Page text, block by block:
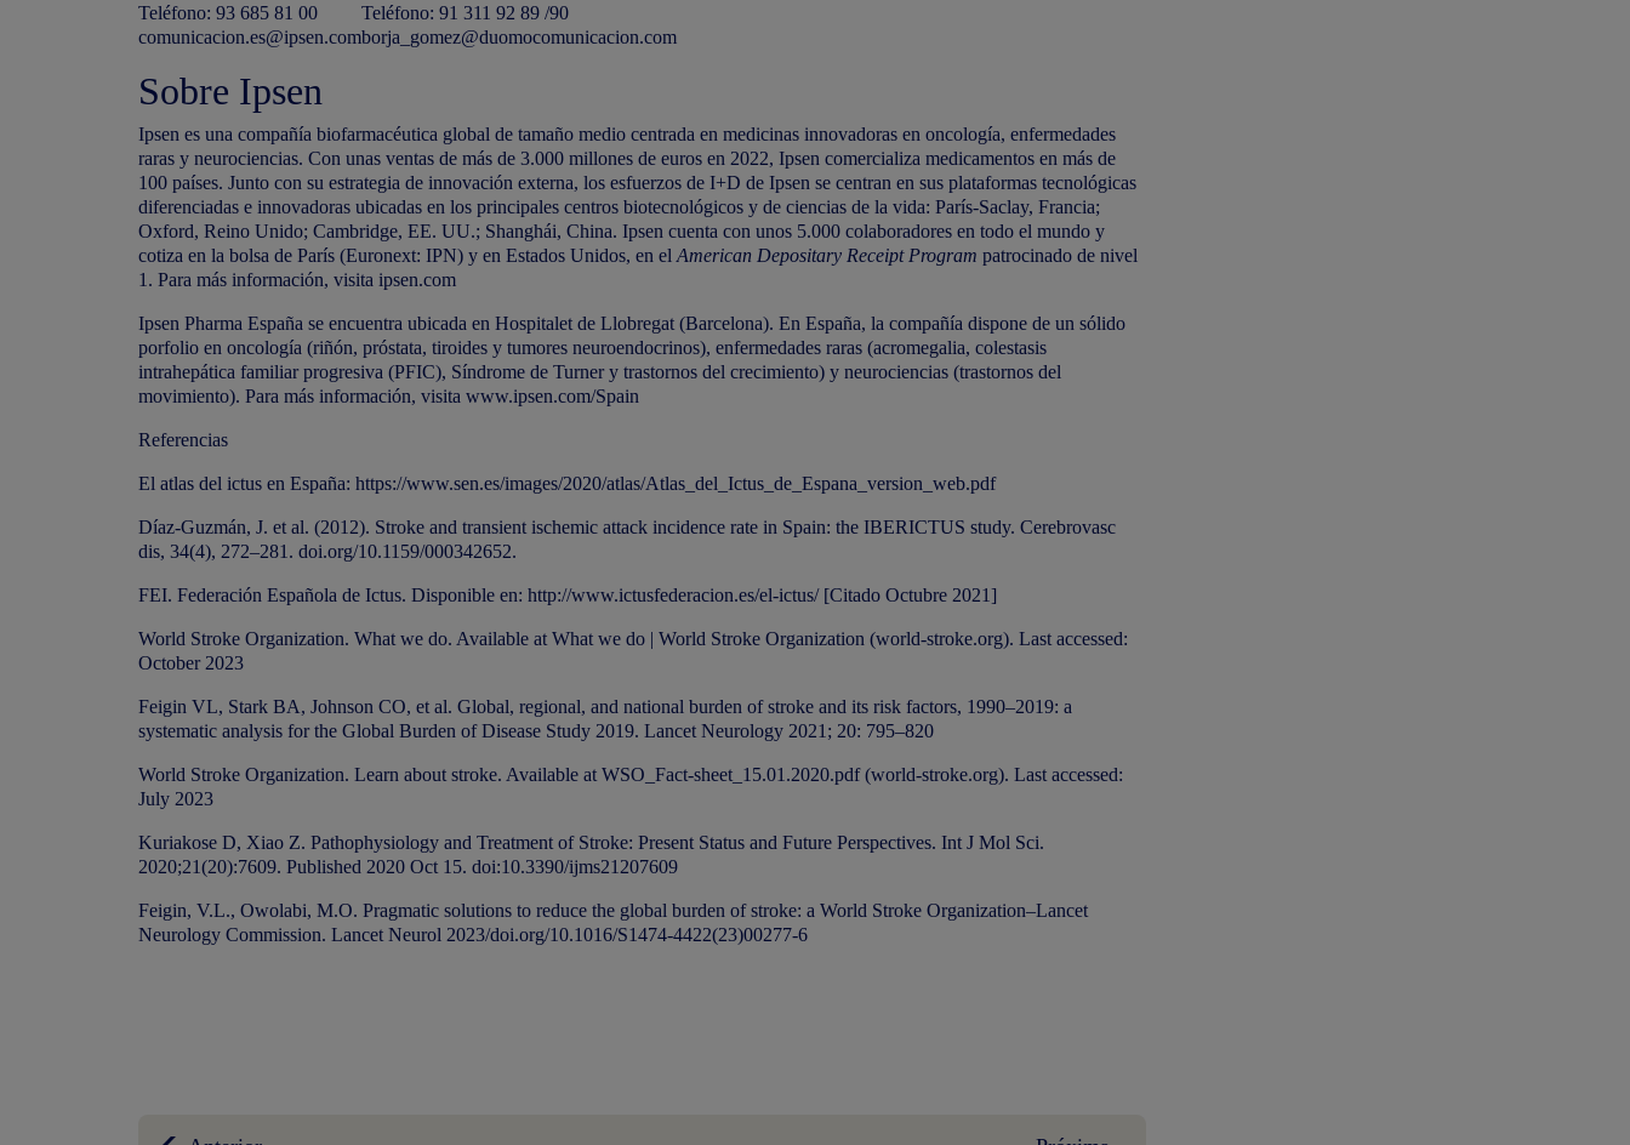
Teléfono: 93 685 81 00
comunicacion.es@ipsen.com
Teléfono: 91 311 92 89 /90
borja_gomez@duomocomunicacion.com
Sobre Ipsen
Ipsen es una compañía biofarmacéutica global de tamaño medio centrada en medicinas innovadoras en oncología, enfermedades
raras y neurociencias. Con unas ventas de más de 3.000 millones de euros en 2022, Ipsen comercializa medicamentos en más de
100 países. Junto con su estrategia de innovación externa, los esfuerzos de I+D de Ipsen se centran en sus plataformas tecnológicas
diferenciadas e innovadoras ubicadas en los principales centros biotecnológicos y de ciencias de la vida: París-Saclay, Francia;
Oxford, Reino Unido; Cambridge, EE. UU.; Shanghái, China. Ipsen cuenta con unos 5.000 colaboradores en todo el mundo y
cotiza en la bolsa de París (Euronext: IPN) y en Estados Unidos, en el American Depositary Receipt Program patrocinado de nivel
1. Para más información, visita ipsen.com
Ipsen Pharma España se encuentra ubicada en Hospitalet de Llobregat (Barcelona). En España, la compañía dispone de un sólido
porfolio en oncología (riñón, próstata, tiroides y tumores neuroendocrinos), enfermedades raras (acromegalia, colestasis
intrahepática familiar progresiva (PFIC), Síndrome de Turner y trastornos del crecimiento) y neurociencias (trastornos del
movimiento). Para más información, visita www.ipsen.com/Spain
Referencias
El atlas del ictus en España: https://www.sen.es/images/2020/atlas/Atlas_del_Ictus_de_Espana_version_web.pdf
Díaz-Guzmán, J. et al. (2012). Stroke and transient ischemic attack incidence rate in Spain: the IBERICTUS study. Cerebrovasc
dis, 34(4), 272–281. doi.org/10.1159/000342652.
FEI. Federación Española de Ictus. Disponible en: http://www.ictusfederacion.es/el-ictus/[Citado Octubre 2021]
World Stroke Organization. What we do. Available at What we do | World Stroke Organization (world-stroke.org). Last accessed:
October 2023
Feigin VL, Stark BA, Johnson CO, et al. Global, regional, and national burden of stroke and its risk factors, 1990–2019: a
systematic analysis for the Global Burden of Disease Study 2019. Lancet Neurology 2021; 20: 795–820
World Stroke Organization. Learn about stroke. Available at WSO_Fact-sheet_15.01.2020.pdf (world-stroke.org). Last accessed:
July 2023
Kuriakose D, Xiao Z. Pathophysiology and Treatment of Stroke: Present Status and Future Perspectives. Int J Mol Sci.
2020;21(20):7609. Published 2020 Oct 15. doi:10.3390/ijms21207609
Feigin, V.L., Owolabi, M.O. Pragmatic solutions to reduce the global burden of stroke: a World Stroke Organization–Lancet
Neurology Commission. Lancet Neurol 2023/doi.org/10.1016/S1474-4422(23)00277-6